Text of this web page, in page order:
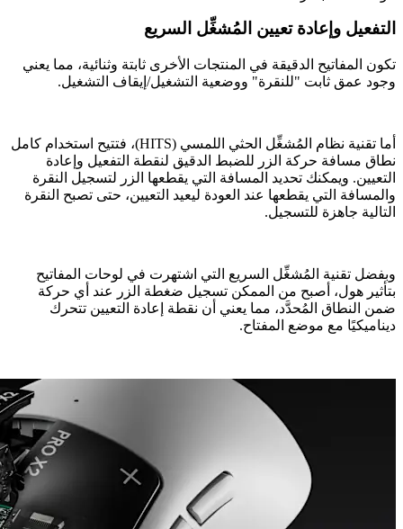
التفعيل وإعادة تعيين المُشغِّل السريع
تكون المفاتيح الدقيقة في المنتجات الأخرى ثابتة وثنائية، مما يعني
وجود عمق ثابت "للنقرة" ووضعية التشغيل/إيقاف التشغيل.
أما تقنية نظام المُشغِّل الحثي اللمسي (HITS)، فتتيح استخدام كامل
نطاق مسافة حركة الزر للضبط الدقيق لنقطة التفعيل وإعادة
التعيين. ويمكنك تحديد المسافة التي يقطعها الزر لتسجيل النقرة
والمسافة التي يقطعها عند العودة ليعيد التعيين، حتى تصبح النقرة
التالية جاهزة للتسجيل.
وبفضل تقنية المُشغِّل السريع التي اشتهرت في لوحات المفاتيح
بتأثير هول، أصبح من الممكن تسجيل ضغطة الزر عند أي حركة
ضمن النطاق المُحدَّد، مما يعني أن نقطة إعادة التعيين تتحرك
ديناميكيًا مع موضع المفتاح.